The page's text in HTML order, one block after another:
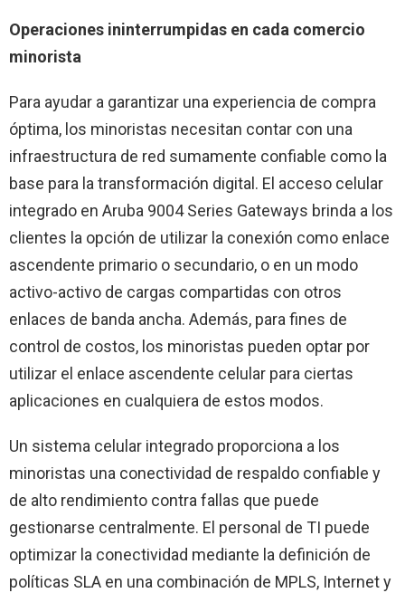
Operaciones ininterrumpidas en cada comercio
minorista
Para ayudar a garantizar una experiencia de compra
óptima, los minoristas necesitan contar con una
infraestructura de red sumamente confiable como la
base para la transformación digital. El acceso celular
integrado en Aruba 9004 Series Gateways brinda a los
clientes la opción de utilizar la conexión como enlace
ascendente primario o secundario, o en un modo
activo-activo de cargas compartidas con otros
enlaces de banda ancha. Además, para fines de
control de costos, los minoristas pueden optar por
utilizar el enlace ascendente celular para ciertas
aplicaciones en cualquiera de estos modos.
Un sistema celular integrado proporciona a los
minoristas una conectividad de respaldo confiable y
de alto rendimiento contra fallas que puede
gestionarse centralmente. El personal de TI puede
optimizar la conectividad mediante la definición de
políticas SLA en una combinación de MPLS, Internet y